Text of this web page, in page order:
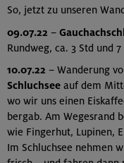
So, jetzt zu unseren
09.07.22 –
Rundweg, ca. 3 Std und 7
10.07.22 – Wanderung
Schluchsee auf dem
wo wir uns einen
bergab. Am Wegesrand
wie Fingerhut, Lupinen,
Im Schluchsee nehmen